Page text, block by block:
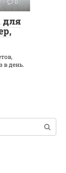
для
в день.